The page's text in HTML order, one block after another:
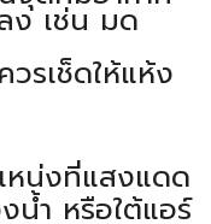
ง เช่น มด
วรเช็ดให้แห้ง
หน่งที่แสงแดด
น้ำ หรือใต้แอร์